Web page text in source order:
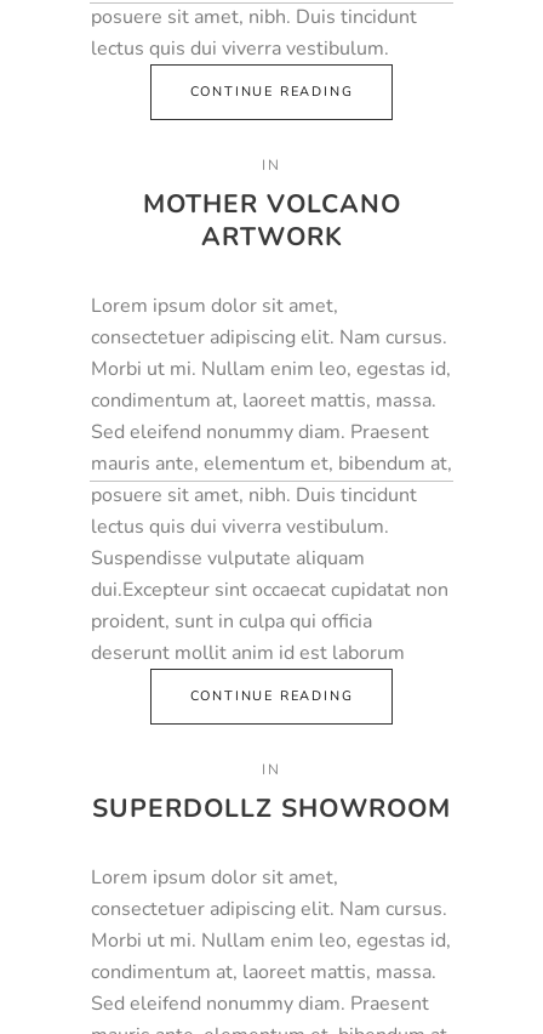
posuere sit amet, nibh. Duis tincidunt
lectus quis dui viverra vestibulum.
CONTINUE READING
IN
MOTHER VOLCANO
ARTWORK
Lorem ipsum dolor sit amet,
consectetuer adipiscing elit. Nam cursus.
Morbi ut mi. Nullam enim leo, egestas id,
condimentum at, laoreet mattis, massa.
Sed eleifend nonummy diam. Praesent
mauris ante, elementum et, bibendum at,
posuere sit amet, nibh. Duis tincidunt
lectus quis dui viverra vestibulum.
Suspendisse vulputate aliquam
dui.Excepteur sint occaecat cupidatat non
proident, sunt in culpa qui officia
deserunt mollit anim id est laborum
CONTINUE READING
IN
SUPERDOLLZ SHOWROOM
Lorem ipsum dolor sit amet,
consectetuer adipiscing elit. Nam cursus.
Morbi ut mi. Nullam enim leo, egestas id,
condimentum at, laoreet mattis, massa.
Sed eleifend nonummy diam. Praesent